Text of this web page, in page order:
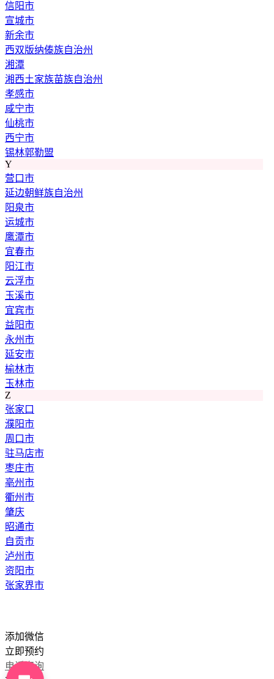
信阳市
宣城市
新余市
西双版纳傣族自治州
湘潭
湘西土家族苗族自治州
孝感市
咸宁市
仙桃市
西宁市
锡林郭勒盟
Y
营口市
延边朝鲜族自治州
阳泉市
运城市
鹰潭市
宜春市
阳江市
云浮市
玉溪市
宜宾市
益阳市
永州市
延安市
榆林市
玉林市
Z
张家口
濮阳市
周口市
驻马店市
枣庄市
亳州市
衢州市
肇庆
昭通市
自贡市
泸州市
资阳市
张家界市
添加微信
立即预约
电话咨询